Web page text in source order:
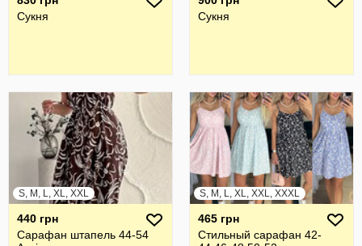
Сукня
Сукня
S, M, L, XL, XXL
440 грн
Сарафан штапель 44-54
S, M, L, XL, XXL, XXXL
465 грн
Стильный сарафан 42-